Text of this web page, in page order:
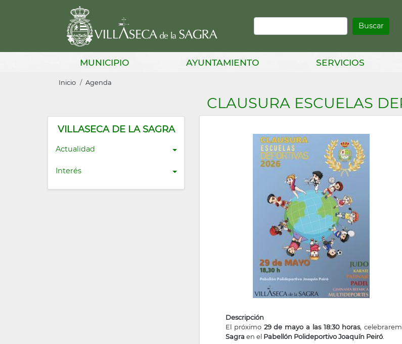
Buscar
MUNICIPIO AYUNTAMIENTO SERVICIOS
Sobrescribir
de
ayuda
a
la
Inicio Agenda
VILLASECA DE LA SAGRA
Actualidad
Interés
CLAUSURA ESCUELAS
Descripción
El próximo 29 de mayo a las 18:30 horas,
Sagra en el Pabellón Polideportivo Joaquín Peiró